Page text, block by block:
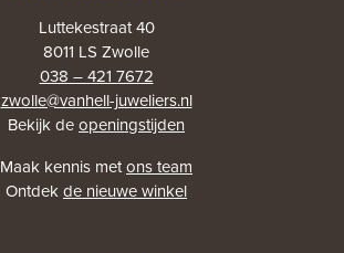
Luttekestraat 40
8011 LS Zwolle
038 – 421 7672
zwolle@vanhell-juweliers.nl
Bekijk deopeningstijden
Maak kennis metons team
Ontdekde nieuwe winkel